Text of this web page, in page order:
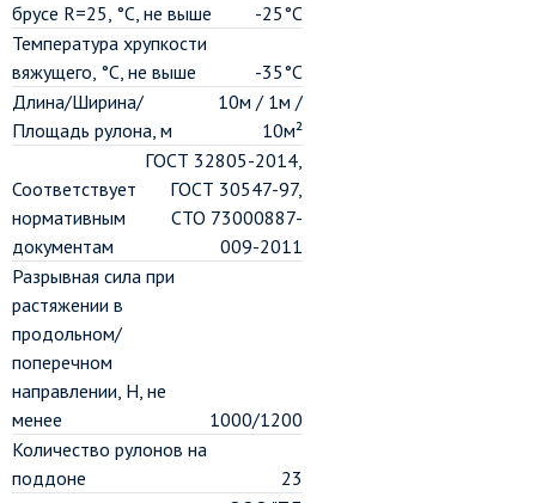
брусе R=25, °C, не выше
-25°С
Температура хрупкости
вяжущего, °C, не выше
-35°С
Длина/Ширина/
Площадь рулона, м
10м / 1м /
10м²
Соответствует
нормативным
документам
ГОСТ 32805-2014,
ГОСТ 30547-97,
СТО 73000887-
009-2011
Разрывная сила при
растяжении в
продольном/
поперечном
направлении, H, не
менее
1000/1200
Количество рулонов на
поддоне
23